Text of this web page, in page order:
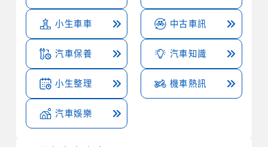
小生車車 中古車訊
汽車保養 汽車知識
小生整理 機車熱訊
汽車娛樂